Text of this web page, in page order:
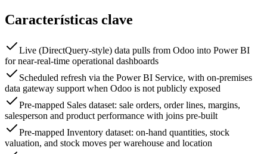
Características clave
Live (DirectQuery-style) data pulls from Odoo into Power BI
for near-real-time operational dashboards
Scheduled refresh via the Power BI Service, with on-premises
data gateway support when Odoo is not publicly exposed
Pre-mapped Sales dataset: sale orders, order lines, margins,
salesperson and product performance with joins pre-built
Pre-mapped Inventory dataset: on-hand quantities, stock
valuation, and stock moves per warehouse and location